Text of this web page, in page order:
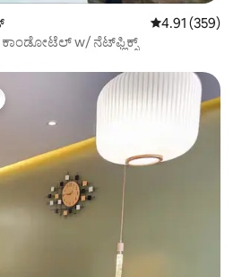
5 ರಲ್ಲಿ 4.91
4.91 (359)
ಕಾಂಡೋಟೆಲ್ w/ ನೆಟ್‌ಫ್ಲಿಕ್ಸ್